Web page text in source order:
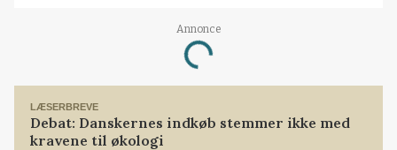
Annonce
Loading...
LÆSERBREVE
Debat: Danskernes indkøb stemmer ikke med
kravene til økologi